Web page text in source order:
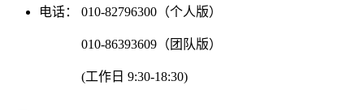
电话：
010-82796300（个人版）
010-86393609（团队版）
(工作日 9:30-18:30)